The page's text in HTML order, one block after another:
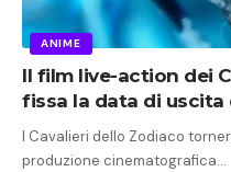
ANIME
Il film live-action dei
fissa la data di
I Cavalieri dello Zodiaco
produzione cinematografica…